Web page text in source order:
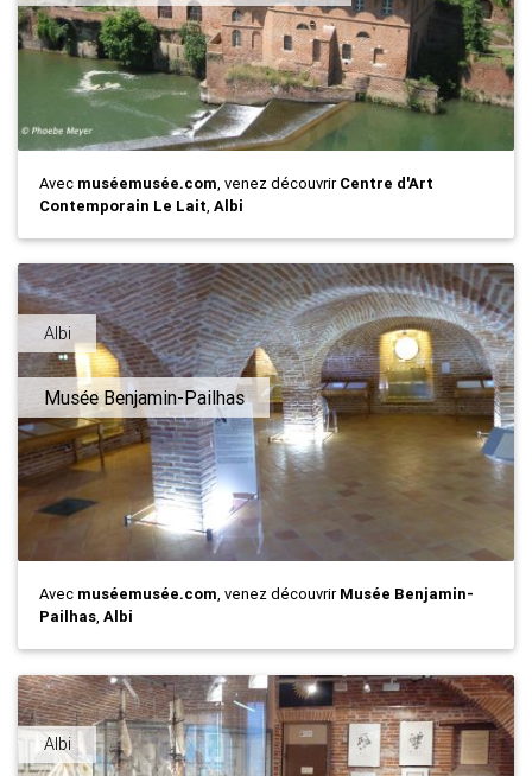
Avec muséemusée.com, venez découvrirCentre d'Art
Contemporain Le Lait, Albi
Albi
Musée Benjamin-Pailhas
Avec muséemusée.com, venez découvrirMusée Benjamin-
Pailhas, Albi
Albi